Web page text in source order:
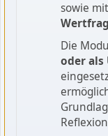
sowie mit
Die
oder